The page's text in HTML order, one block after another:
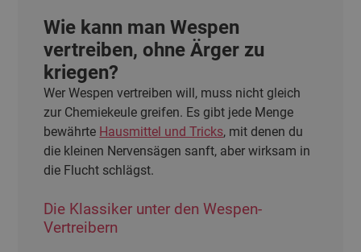
Wie kann man Wespen
vertreiben, ohne Ärger zu
kriegen?
Wer Wespen vertreiben will, muss nicht gleich
zur Chemiekeule greifen. Es gibt jede Menge
bewährte Hausmittel und Tricks, mit denen du
die kleinen Nervensägen sanft, aber wirksam in
die Flucht schlägst.
Die Klassiker unter den Wespen-
Vertreibern